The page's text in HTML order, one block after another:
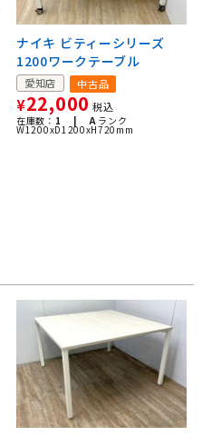
ナイキ ビティーシリーズ
1200ワークテーブル
愛知店 中古品
¥22,000 税込
在庫数： 1 | A ランク
W1200xD1200xH720mm